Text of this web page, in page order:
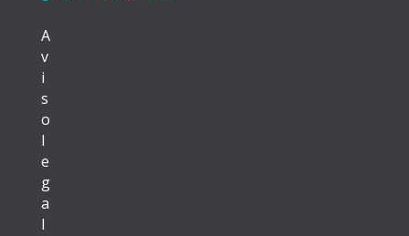
A
v
i
s
o
l
e
g
a
l